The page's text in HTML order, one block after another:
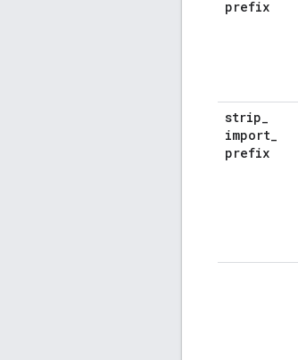
prefix
strip_
import_
prefix